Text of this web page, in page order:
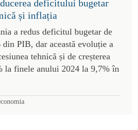
deficitului bugetar
și inflația
a redus deficitul bugetar de
PIB, dar această evoluție a
tehnică și de creșterea
la finele anului 2024 la 9,7% în